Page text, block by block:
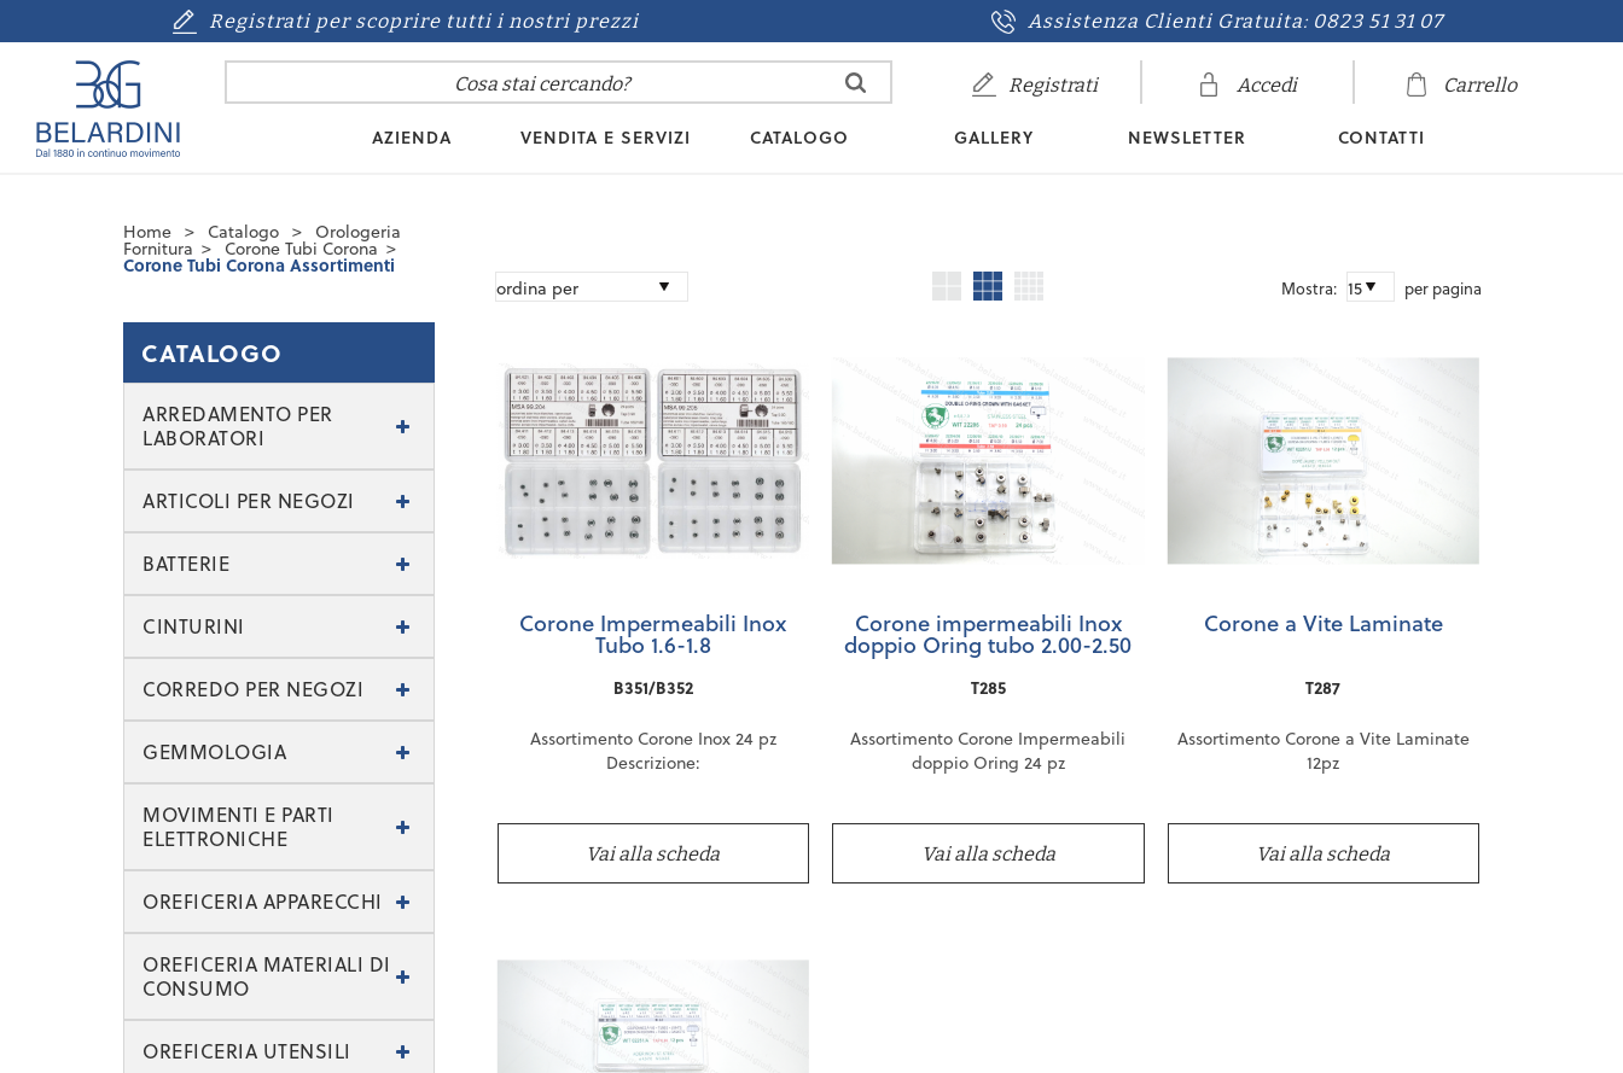
Registrati per scoprire tutti i nostri prezzi Assistenza Clienti Gratuita: 0823 51 31 07
Registrati Accedi Carrello
AZIENDA VENDITA E SERVIZI CATALOGO GALLERY NEWSLETTER CONTATTI
Home > Catalogo > Orologeria
Fornitura > Corone Tubi Corona >
Corone Tubi Corona Assortimenti
CATALOGO
ARREDAMENTO PER
LABORATORI
ARTICOLI PER NEGOZI
BATTERIE
CINTURINI
CORREDO PER NEGOZI
GEMMOLOGIA
MOVIMENTI E PARTI
ELETTRONICHE
OREFICERIA APPARECCHI
OREFICERIA MATERIALI DI
CONSUMO
OREFICERIA UTENSILI
Mostra: per pagina
Corone Impermeabili Inox
Tubo 1.6-1.8
B351/B352
Assortimento Corone Inox 24 pz
Descrizione:
Lungo
Vai alla scheda
Corone impermeabili Inox
doppio Oring tubo 2.00-2.50
T285
Assortimento Corone Impermeabili
doppio Oring 24 pz
+ 2.50 da 4.00
Vai alla scheda
Corone a Vite Laminate
T287
Assortimento Corone a Vite Laminate
12pz
Vai alla scheda